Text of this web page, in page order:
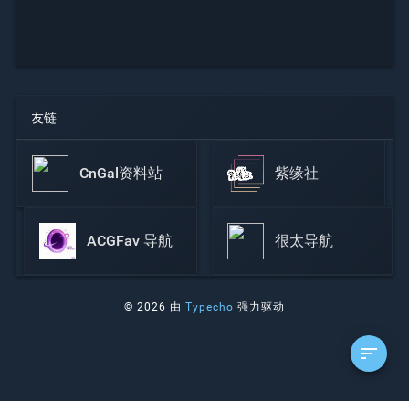
友链
CnGal资料站 紫缘社
ACGFav 导航 很太导航
© 2026 由Typecho 强力驱动
sort